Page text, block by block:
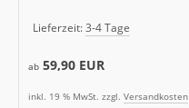
Lieferzeit:3-4 Tage
ab 59,90 EUR
inkl. 19 % MwSt. zzgl. Versandkosten